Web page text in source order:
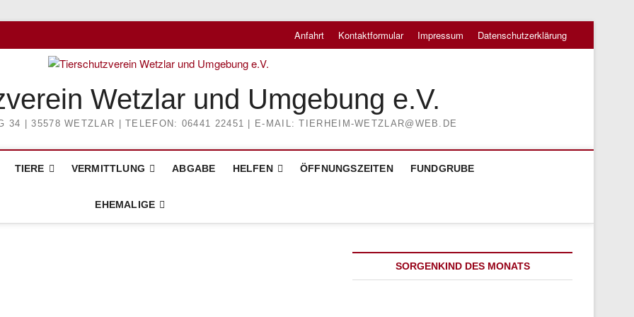
Anfahrt Kontaktformular Impressum Datenschutzerklärung
Wetzlar und Umgebung e.V.
34 | 35578 WETZLAR | TELEFON: 06441 22451 | E-MAIL: TIERHEIM-WETZLAR@WEB.DE
TIERE VERMITTLUNG ABGABE HELFEN ÖFFNUNGSZEITEN FUNDGRUBE
EHEMALIGE
SORGENKIND DES MONATS